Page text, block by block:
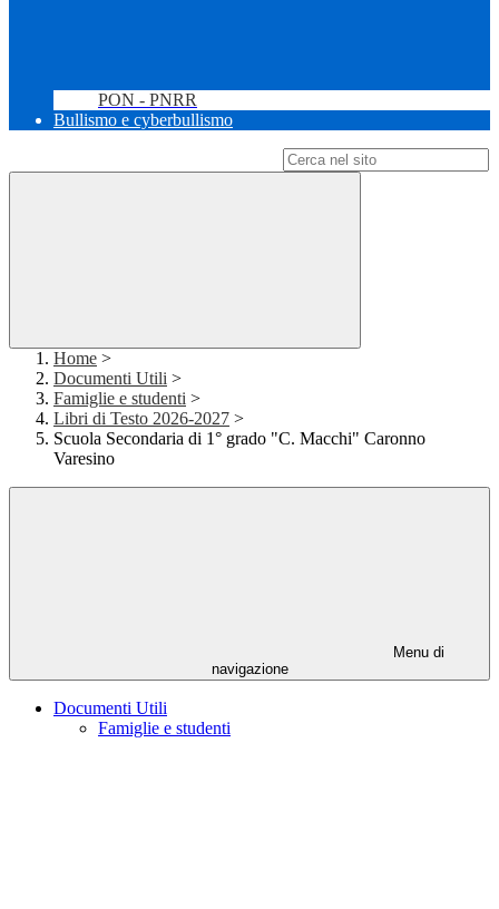
PON - PNRR
Bullismo e cyberbullismo
Home >
Documenti Utili >
Famiglie e studenti >
Libri di Testo 2026-2027 >
Scuola Secondaria di 1° grado "C. Macchi" Caronno
Varesino
Menu di
navigazione
Documenti Utili
Famiglie e studenti